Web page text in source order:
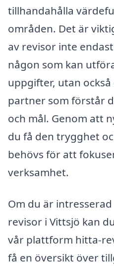
tillhandahålla
områden. Det är
av revisor inte
någon som kan
uppgifter, utan
partner som förstår
och mål. Genom att
du få den trygghet
behövs för att
verksamhet.
Om du är
revisor i Vittsjö kan
vår plattform hitta-
få en översikt över